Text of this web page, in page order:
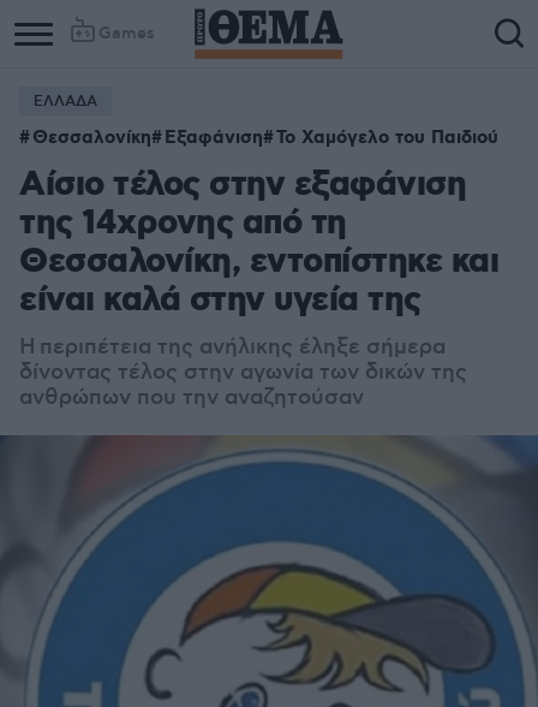
Games
ΕΛΛΑΔΑ
Θεσσαλονίκη Εξαφάνιση Το Χαμόγελο του Παιδιού
Αίσιο τέλος στην εξαφάνιση
της 14χρονης από τη
Θεσσαλονίκη, εντοπίστηκε και
είναι καλά στην υγεία της
Η περιπέτεια της ανήλικης έληξε σήμερα
δίνοντας τέλος στην αγωνία των δικών της
ανθρώπων που την αναζητούσαν